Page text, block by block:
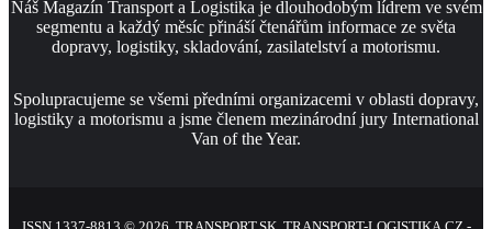
Náš Magazín Transport a Logistika je dlouhodobým lídrem ve svém
segmentu a každý měsíc přináší čtenářům informace ze světa
dopravy, logistiky, skladování, zasilatelství a motorismu.
Spolupracujeme se všemi předními organizacemi v oblasti dopravy,
logistiky a motorismu a jsme členem mezinárodní jury International
Van of the Year.